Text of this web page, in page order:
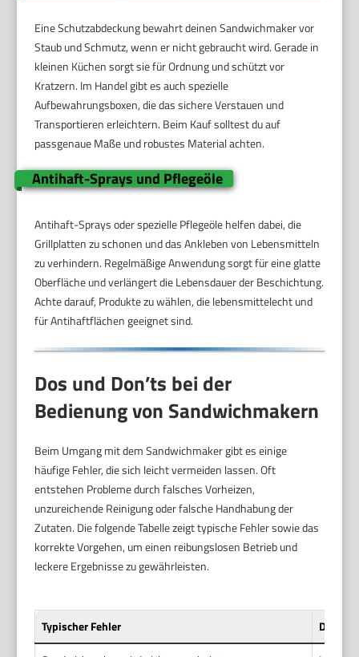
Eine Schutzabdeckung bewahrt deinen Sandwichmaker vor
Staub und Schmutz, wenn er nicht gebraucht wird. Gerade in
kleinen Küchen sorgt sie für Ordnung und schützt vor
Kratzern. Im Handel gibt es auch spezielle
Aufbewahrungsboxen, die das sichere Verstauen und
Transportieren erleichtern. Beim Kauf solltest du auf
passgenaue Maße und robustes Material achten.
Antihaft-Sprays und Pflegeöle
Antihaft-Sprays oder spezielle Pflegeöle helfen dabei, die
Grillplatten zu schonen und das Ankleben von Lebensmitteln
zu verhindern. Regelmäßige Anwendung sorgt für eine glatte
Oberfläche und verlängert die Lebensdauer der Beschichtung.
Achte darauf, Produkte zu wählen, die lebensmittelecht und
für Antihaftflächen geeignet sind.
Dos und Don’ts bei der
Bedienung von Sandwichmakern
Beim Umgang mit dem Sandwichmaker gibt es einige
häufige Fehler, die sich leicht vermeiden lassen. Oft
entstehen Probleme durch falsches Vorheizen,
unzureichende Reinigung oder falsche Handhabung der
Zutaten. Die folgende Tabelle zeigt typische Fehler sowie das
korrekte Vorgehen, um einen reibungslosen Betrieb und
leckere Ergebnisse zu gewährleisten.
Typischer Fehler
Das